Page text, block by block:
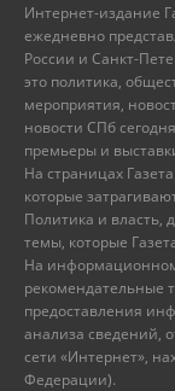
Интернет-издание
ежедневно
России и Санкт-
это политика,
мероприятия,
новости СПб
премьеры и
На страницах
которые
Политика и власть,
темы, которые
На
рекомендательные
предоставления
анализа сведений,
сети «Интернет»,
Федерации).